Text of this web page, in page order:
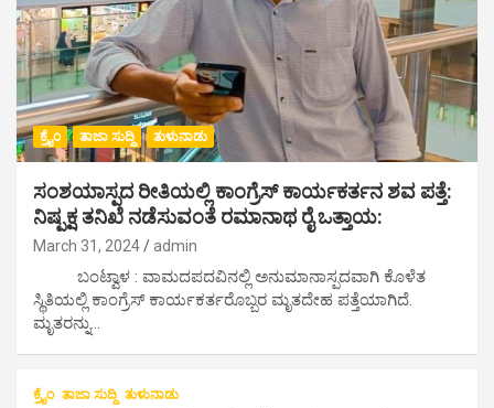
ಕ್ರೈಂ ತಾಜಾ ಸುದ್ದಿ ತುಳುನಾಡು
ಸಂಶಯಾಸ್ಪದ ರೀತಿಯಲ್ಲಿ ಕಾಂಗ್ರೆಸ್ ಕಾರ್ಯಕರ್ತನ ಶವ ಪತ್ತೆ:
ನಿಷ್ಪಕ್ಷ ತನಿಖೆ ನಡೆಸುವಂತೆ ರಮಾನಾಥ ರೈ ಒತ್ತಾಯ:
March 31, 2024 admin
ಬಂಟ್ವಾಳ : ವಾಮದಪದವಿನಲ್ಲಿ ಅನುಮಾನಾಸ್ಪದವಾಗಿ ಕೊಳೆತ
ಸ್ಥಿತಿಯಲ್ಲಿ ಕಾಂಗ್ರೆಸ್ ಕಾರ್ಯಕರ್ತರೊಬ್ಬರ ಮೃತದೇಹ ಪತ್ತೆಯಾಗಿದೆ.
ಮೃತರನ್ನು…
ಕ್ರೈಂ ತಾಜಾ ಸುದ್ದಿ ತುಳುನಾಡು